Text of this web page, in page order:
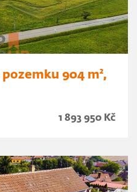
904 m²,
1 893 950 Kč